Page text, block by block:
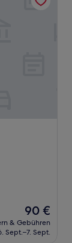
Der
Preis
beträgt
90 €
& Gebühren
Sept.–7. Sept.